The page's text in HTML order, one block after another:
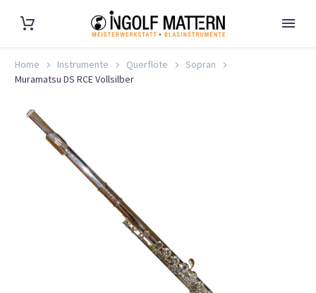
Home Instrumente Querflöte
Sopran
Muramatsu DS RCE Vollsilber